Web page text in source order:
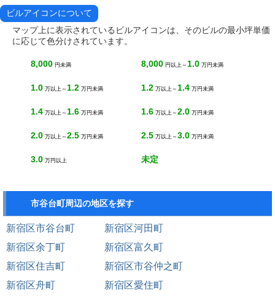
ビルアイコンについて
マップ上に表示されているビルアイコンは、そのビルの最小坪単価
に応じて色分けされています。
8,000 円未満 8,000 円以上～ 1.0 万円未満
1.0 万以上～ 1.2 万円未満 1.2 万以上～ 1.4 万円未満
1.4 万以上～ 1.6 万円未満 1.6 万以上～ 2.0 万円未満
2.0 万以上～ 2.5 万円未満 2.5 万以上～ 3.0 万円未満
3.0 万円以上 未定
市谷台町周辺の地区を探す
新宿区市谷台町
新宿区河田町
新宿区余丁町
新宿区富久町
新宿区住吉町
新宿区市谷仲之町
新宿区舟町
新宿区愛住町